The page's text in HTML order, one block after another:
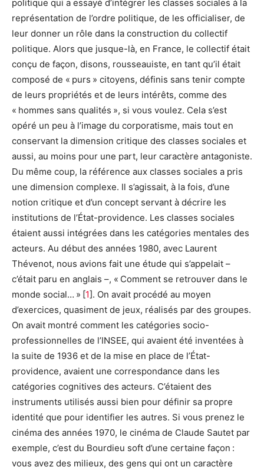
politique qui a essayé d’intégrer les classes sociales à la
représentation de l’ordre politique, de les officialiser, de
leur donner un rôle dans la construction du collectif
politique. Alors que jusque-là, en France, le collectif était
conçu de façon, disons, rousseauiste, en tant qu’il était
composé de « purs » citoyens, définis sans tenir compte
de leurs propriétés et de leurs intérêts, comme des
« hommes sans qualités », si vous voulez. Cela s’est
opéré un peu à l’image du corporatisme, mais tout en
conservant la dimension critique des classes sociales et
aussi, au moins pour une part, leur caractère antagoniste.
Du même coup, la référence aux classes sociales a pris
une dimension complexe. Il s’agissait, à la fois, d’une
notion critique et d’un concept servant à décrire les
institutions de l’État-providence. Les classes sociales
étaient aussi intégrées dans les catégories mentales des
acteurs. Au début des années 1980, avec Laurent
Thévenot, nous avions fait une étude qui s’appelait –
c’était paru en anglais –, « Comment se retrouver dans le
monde social… » [1]. On avait procédé au moyen
d’exercices, quasiment de jeux, réalisés par des groupes.
On avait montré comment les catégories socio-
professionnelles de l’INSEE, qui avaient été inventées à
la suite de 1936 et de la mise en place de l’État-
providence, avaient une correspondance dans les
catégories cognitives des acteurs. C’étaient des
instruments utilisés aussi bien pour définir sa propre
identité que pour identifier les autres. Si vous prenez le
cinéma des années 1970, le cinéma de Claude Sautet par
exemple, c’est du Bourdieu soft d’une certaine façon :
vous avez des milieux, des gens qui ont un caractère